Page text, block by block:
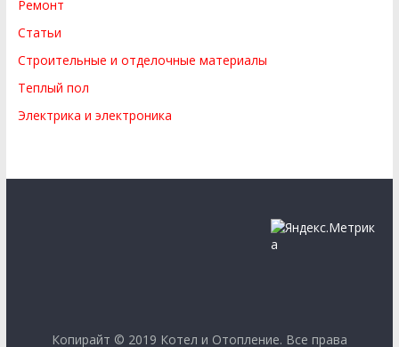
Ремонт
Статьи
Строительные и отделочные материалы
Теплый пол
Электрика и электроника
Копирайт © 2019 Котел и Отопление. Все права